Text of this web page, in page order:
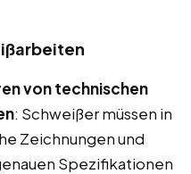
von technischen
: Schweißer müssen in
Zeichnungen und
Spezifikationen